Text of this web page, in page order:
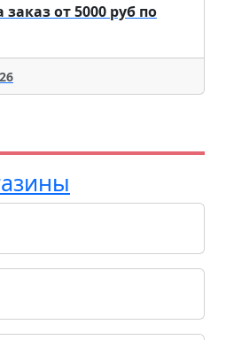
от 5000 руб по